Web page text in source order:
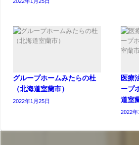
2022年1月25日
グループホームみたらの杜
（北海道室蘭市）
2022年1月25日
医療
ープ
道室
2022年